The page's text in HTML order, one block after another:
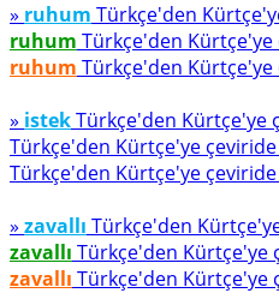
» ruhum Türkçe'den
ruhum Türkçe'den Kürtçe'ye
ruhum Türkçe'den Kürtçe'ye
» istekTürkçe'den Kürtçe'ye
Türkçe'den Kürtçe'ye çeviride
Türkçe'den Kürtçe'ye çeviride
» zavallı Türkçe'den
zavallı Türkçe'den Kürtçe'ye
zavallı Türkçe'den Kürtçe'ye